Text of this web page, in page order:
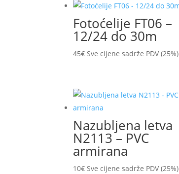
Fotoćelije FT06 –
12/24 do 30m
45€ Sve cijene sadrže PDV (25%)
Nazubljena letva
N2113 – PVC
armirana
10€ Sve cijene sadrže PDV (25%)